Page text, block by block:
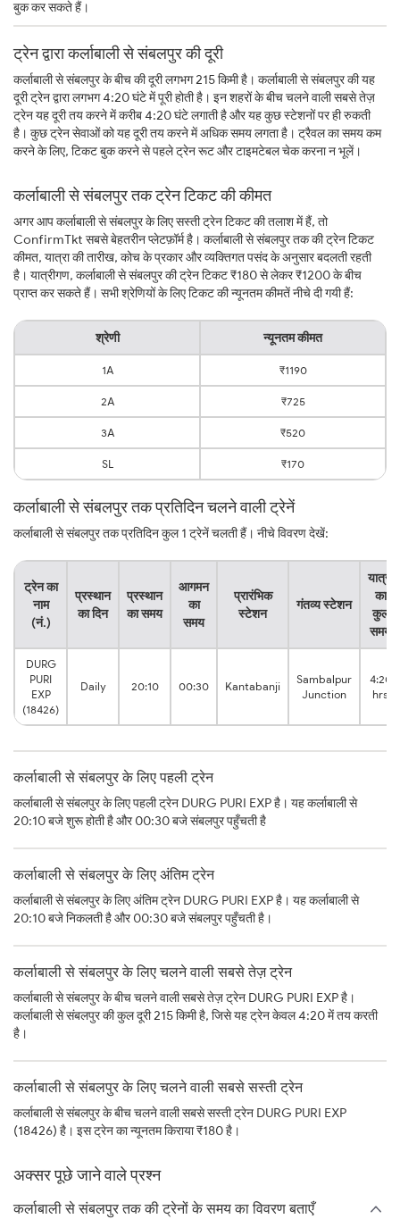
बुक कर सकते हैं।
ट्रेन द्वारा कर्लाबाली से संबलपुर की दूरी
कर्लाबाली से संबलपुर के बीच की दूरी लगभग 215 किमी है। कर्लाबाली से संबलपुर की यह
दूरी ट्रेन द्वारा लगभग 4:20 घंटे में पूरी होती है। इन शहरों के बीच चलने वाली सबसे तेज़
ट्रेन यह दूरी तय करने में करीब 4:20 घंटे लगाती है और यह कुछ स्टेशनों पर ही रुकती
है। कुछ ट्रेन सेवाओं को यह दूरी तय करने में अधिक समय लगता है। ट्रैवल का समय कम
करने के लिए, टिकट बुक करने से पहले ट्रेन रूट और टाइमटेबल चेक करना न भूलें।
कर्लाबाली से संबलपुर तक ट्रेन टिकट की कीमत
अगर आप कर्लाबाली से संबलपुर के लिए सस्ती ट्रेन टिकट की तलाश में हैं, तो
ConfirmTkt सबसे बेहतरीन प्लेटफ़ॉर्म है। कर्लाबाली से संबलपुर तक की ट्रेन टिकट
कीमत, यात्रा की तारीख, कोच के प्रकार और व्यक्तिगत पसंद के अनुसार बदलती रहती
है। यात्रीगण, कर्लाबाली से संबलपुर की ट्रेन टिकट ₹180 से लेकर ₹1200 के बीच
प्राप्त कर सकते हैं। सभी श्रेणियों के लिए टिकट की न्यूनतम कीमतें नीचे दी गयी हैं:
श्रेणी न्यूनतम कीमत
1A ₹1190
2A ₹725
3A ₹520
SL ₹170
कर्लाबाली से संबलपुर तक प्रतिदिन चलने वाली ट्रेनें
कर्लाबाली से संबलपुर तक प्रतिदिन कुल 1 ट्रेनें चलती हैं। नीचे विवरण देखें:
ट्रेन का
नाम
(नं.)
प्रस्थान
का दिन
प्रस्थान
का समय
आगमन
का
समय
प्रारंभिक
स्टेशन
गंतव्य स्टेशन
यात्रा
का
कुल
समय
DURG
PURI
EXP
(18426)
Daily 20:10 00:30 Kantabanji
Sambalpur
Junction
4:20
hrs
कर्लाबाली से संबलपुर के लिए पहली ट्रेन
कर्लाबाली से संबलपुर के लिए पहली ट्रेन DURG PURI EXP है। यह कर्लाबाली से
20:10 बजे शुरू होती है और 00:30 बजे संबलपुर पहुँचती है
कर्लाबाली से संबलपुर के लिए अंतिम ट्रेन
कर्लाबाली से संबलपुर के लिए अंतिम ट्रेन DURG PURI EXP है। यह कर्लाबाली से
20:10 बजे निकलती है और 00:30 बजे संबलपुर पहुँचती है।
कर्लाबाली से संबलपुर के लिए चलने वाली सबसे तेज़ ट्रेन
कर्लाबाली से संबलपुर के बीच चलने वाली सबसे तेज़ ट्रेन DURG PURI EXP है।
कर्लाबाली से संबलपुर की कुल दूरी 215 किमी है, जिसे यह ट्रेन केवल 4:20 में तय करती
है।
कर्लाबाली से संबलपुर के लिए चलने वाली सबसे सस्ती ट्रेन
कर्लाबाली से संबलपुर के बीच चलने वाली सबसे सस्ती ट्रेन DURG PURI EXP
(18426) है। इस ट्रेन का न्यूनतम किराया ₹180 है।
अक्सर पूछे जाने वाले प्रश्न
कर्लाबाली से संबलपुर तक की ट्रेनों के समय का विवरण बताएँ